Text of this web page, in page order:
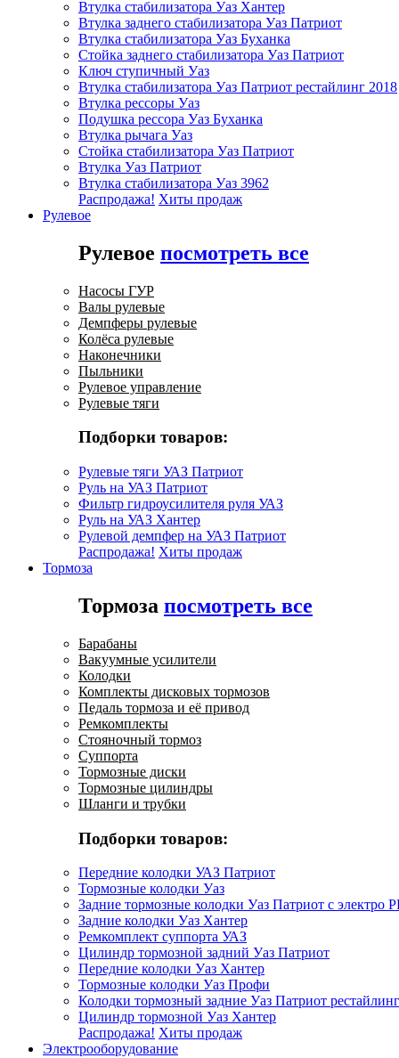
Втулка стабилизатора Уаз Хантер
Втулка заднего стабилизатора Уаз Патриот
Втулка стабилизатора Уаз Буханка
Стойка заднего стабилизатора Уаз Патриот
Ключ ступичный Уаз
Втулка стабилизатора Уаз Патриот рестайлинг 2018
Втулка рессоры Уаз
Подушка рессора Уаз Буханка
Втулка рычага Уаз
Стойка стабилизатора Уаз Патриот
Втулка Уаз Патриот
Втулка стабилизатора Уаз 3962
Распродажа! Хиты продаж
Рулевое
Рулевое посмотреть все
Насосы ГУР
Валы рулевые
Демпферы рулевые
Колёса рулевые
Наконечники
Пыльники
Рулевое управление
Рулевые тяги
Подборки товаров:
Рулевые тяги УАЗ Патриот
Руль на УАЗ Патриот
Фильтр гидроусилителя руля УАЗ
Руль на УАЗ Хантер
Рулевой демпфер на УАЗ Патриот
Распродажа! Хиты продаж
Тормоза
Тормоза посмотреть все
Барабаны
Вакуумные усилители
Колодки
Комплекты дисковых тормозов
Педаль тормоза и её привод
Ремкомплекты
Стояночный тормоз
Суппорта
Тормозные диски
Тормозные цилиндры
Шланги и трубки
Подборки товаров:
Передние колодки УАЗ Патриот
Тормозные колодки Уаз
Задние тормозные колодки Уаз Патриот с электро
Задние колодки Уаз Хантер
Ремкомплект суппорта УАЗ
Цилиндр тормозной задний Уаз Патриот
Передние колодки Уаз Хантер
Тормозные колодки Уаз Профи
Колодки тормозный задние Уаз Патриот
Цилиндр тормозной Уаз Хантер
Распродажа! Хиты продаж
Электрооборудование